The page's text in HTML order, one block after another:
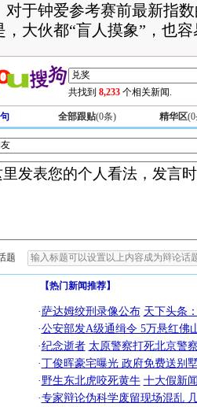
对于钟爱参考赛前最新指
，大伙都“盲人摸象”，也
共找到 8,233 个相关新闻.
全部跟贴(0条) 精华区(0
题
【热门新闻推荐】
·萨达姆绞刑录像公布 天下头条
·公安部发A级通缉令 5万悬红佛
·纪念逝者 太原警察打死北京警
·丁俊晖豪宅曝光 政府免费送别
·野生东北虎咬死黄牛 十大假新
·专家辩论伪科学废留现场混乱